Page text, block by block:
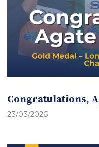
Congratulations,
23/03/2026